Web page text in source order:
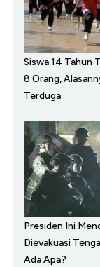
Siswa 14 Tahun
8 Orang,
Terduga
Presiden Ini
Dievakuasi
Ada Apa?